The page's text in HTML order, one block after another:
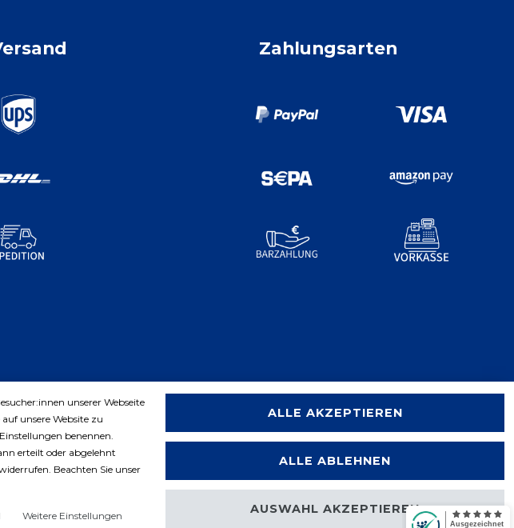
Zahlungsarten
Alle Rechte vorbehalten.
unserer Webseite
unsere Website zu
benennen.
erteilt oder abgelehnt
Beachten Sie unser
Weitere Einstellungen
ALLE AKZEPTIEREN
ALLE ABLEHNEN
AUSWAHL AKZEPTIEREN